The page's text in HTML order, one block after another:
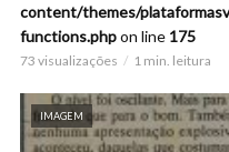
content/themes/
functions.phpon line 175
73 visualizações 1 min. leitura
IMAGEM